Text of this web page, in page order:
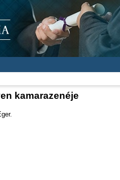
kamarazenéje